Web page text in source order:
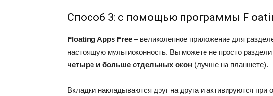
Способ 3: с помощью программы
Floating Apps Free – великолепное приложение для
настоящую мультиоконность. Вы можете не просто
четыре и больше отдельных окон (лучше на планшете).
Вкладки накладываются друг на друга и активируются при